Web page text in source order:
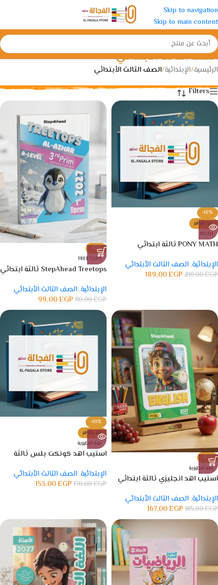
Skip to navigation
Skip to main content
الصف الثالث الأبتدائي
الرئيسية/الإبتدائية/الصف الثالث الأبتدائي
Filters
-10%
غير متوفر
MATH
PONY MATH ثالثة ابتدائي
الإبتدائية, الصف الثالث الأبتدائي
210,00EGP
189,00EGP
-10%
TREETOPS
StepAhead Treetops ثالثة ابتدائي
الإبتدائية, الصف الثالث الأبتدائي
110,00EGP
99,00EGP
-10%
لغة انجليزية
استيب اهد انجليزي ثالثة ابتدائي
الإبتدائية, الصف الثالث الأبتدائي
185,00EGP
167,00EGP
-10%
غير متوفر
لغة انجليزية
استيب اهد كونكت بلس ثالثة
الإبتدائية, الصف الثالث الأبتدائي
170,00EGP
153,00EGP